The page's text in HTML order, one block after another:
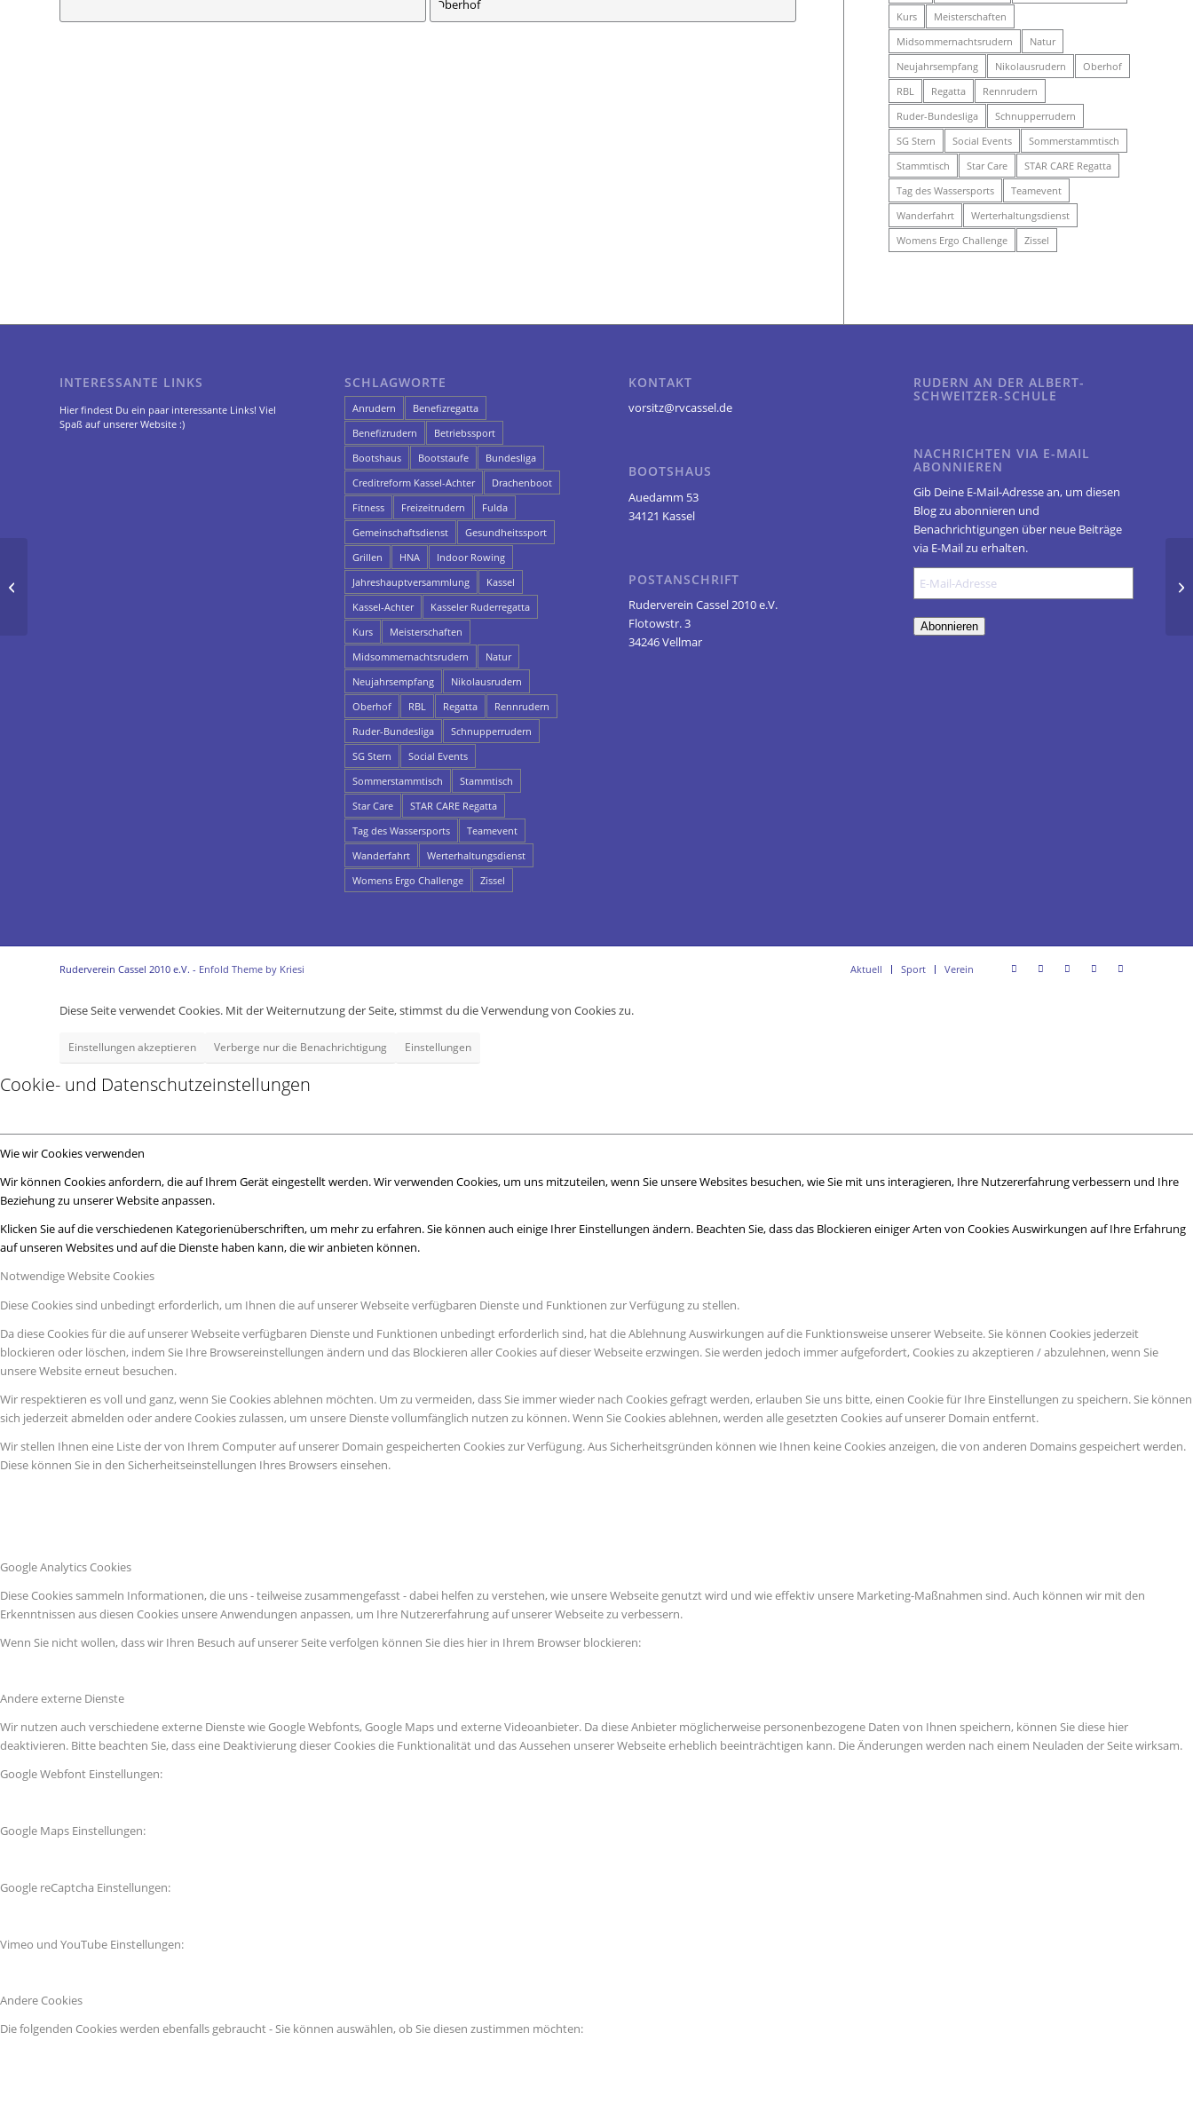
Kurs
Meisterschaften
Midsommernachtsrudern
Natur
Neujahrsempfang
Nikolausrudern
Oberhof
RBL
Regatta
Rennrudern
Ruder-Bundesliga
Schnupperrudern
SG Stern
Social Events
Sommerstammtisch
Stammtisch
Star Care
STAR CARE Regatta
Tag des Wassersports
Teamevent
Wanderfahrt
Werterhaltungsdienst
Womens Ergo Challenge
Zissel
INTERESSANTE LINKS
Hier findest Du ein paar interessante Links! Viel
Spaß auf unserer Website :)
SCHLAGWORTE
Anrudern
Benefizregatta
Benefizrudern
Betriebssport
Bootshaus
Bootstaufe
Bundesliga
Creditreform Kassel-Achter
Drachenboot
Fitness
Freizeitrudern
Fulda
Gemeinschaftsdienst
Gesundheitssport
Grillen
HNA
Indoor Rowing
Jahreshauptversammlung
Kassel
Kassel-Achter
Kasseler Ruderregatta
Kurs
Meisterschaften
Midsommernachtsrudern
Natur
Neujahrsempfang
Nikolausrudern
Oberhof
RBL Regatta
Rennrudern
Ruder-Bundesliga
Schnupperrudern
SG Stern
Social Events
Sommerstammtisch
Stammtisch
Star Care
STAR CARE Regatta
Tag des Wassersports
Teamevent
Wanderfahrt
Werterhaltungsdienst
Womens Ergo Challenge
Zissel
KONTAKT
vorsitz@rvcassel.de
BOOTSHAUS
Auedamm 53
34121 Kassel
POSTANSCHRIFT
Ruderverein Cassel 2010 e.V.
Flotowstr. 3
34246 Vellmar
RUDERN AN DER ALBERT-
SCHWEITZER-SCHULE
NACHRICHTEN VIA E-MAIL
ABONNIEREN
Gib Deine E-Mail-Adresse an, um diesen
Blog zu abonnieren und
Benachrichtigungen über neue Beiträge
via E-Mail zu erhalten.
E-
Mail-
Adresse
Abonnieren
Ruderverein Cassel 2010 e.V. - Enfold Theme by Kriesi Aktuell Sport Verein
Diese Seite verwendet Cookies. Mit der Weiternutzung der Seite, stimmst du die Verwendung von Cookies zu.
Einstellungen akzeptieren Verberge nur die Benachrichtigung Einstellungen
Cookie- und Datenschutzeinstellungen
Wie wir Cookies verwenden
Wir können Cookies anfordern, die auf Ihrem Gerät eingestellt werden. Wir verwenden Cookies, um uns mitzuteilen, wenn Sie unsere Websites besuchen, wie Sie mit uns interagieren, Ihre Nutzererfahrung verbessern und Ihre
Beziehung zu unserer Website anpassen.
Klicken Sie auf die verschiedenen Kategorienüberschriften, um mehr zu erfahren. Sie können auch einige Ihrer Einstellungen ändern. Beachten Sie, dass das Blockieren einiger Arten von Cookies Auswirkungen auf Ihre Erfahrung
auf unseren Websites und auf die Dienste haben kann, die wir anbieten können.
Notwendige Website Cookies
Diese Cookies sind unbedingt erforderlich, um Ihnen die auf unserer Webseite verfügbaren Dienste und Funktionen zur Verfügung zu stellen.
Da diese Cookies für die auf unserer Webseite verfügbaren Dienste und Funktionen unbedingt erforderlich sind, hat die Ablehnung Auswirkungen auf die Funktionsweise unserer Webseite. Sie können Cookies jederzeit
blockieren oder löschen, indem Sie Ihre Browsereinstellungen ändern und das Blockieren aller Cookies auf dieser Webseite erzwingen. Sie werden jedoch immer aufgefordert, Cookies zu akzeptieren / abzulehnen, wenn Sie
unsere Website erneut besuchen.
Wir respektieren es voll und ganz, wenn Sie Cookies ablehnen möchten. Um zu vermeiden, dass Sie immer wieder nach Cookies gefragt werden, erlauben Sie uns bitte, einen Cookie für Ihre Einstellungen zu speichern. Sie können
sich jederzeit abmelden oder andere Cookies zulassen, um unsere Dienste vollumfänglich nutzen zu können. Wenn Sie Cookies ablehnen, werden alle gesetzten Cookies auf unserer Domain entfernt.
Wir stellen Ihnen eine Liste der von Ihrem Computer auf unserer Domain gespeicherten Cookies zur Verfügung. Aus Sicherheitsgründen können wie Ihnen keine Cookies anzeigen, die von anderen Domains gespeichert werden.
Diese können Sie in den Sicherheitseinstellungen Ihres Browsers einsehen.
Google Analytics Cookies
Diese Cookies sammeln Informationen, die uns - teilweise zusammengefasst - dabei helfen zu verstehen, wie unsere Webseite genutzt wird und wie effektiv unsere Marketing-Maßnahmen sind. Auch können wir mit den
Erkenntnissen aus diesen Cookies unsere Anwendungen anpassen, um Ihre Nutzererfahrung auf unserer Webseite zu verbessern.
Wenn Sie nicht wollen, dass wir Ihren Besuch auf unserer Seite verfolgen können Sie dies hier in Ihrem Browser blockieren:
Andere externe Dienste
Wir nutzen auch verschiedene externe Dienste wie Google Webfonts, Google Maps und externe Videoanbieter. Da diese Anbieter möglicherweise personenbezogene Daten von Ihnen speichern, können Sie diese hier
deaktivieren. Bitte beachten Sie, dass eine Deaktivierung dieser Cookies die Funktionalität und das Aussehen unserer Webseite erheblich beeinträchtigen kann. Die Änderungen werden nach einem Neuladen der Seite wirksam.
Google Webfont Einstellungen:
Google Maps Einstellungen:
Google reCaptcha Einstellungen:
Vimeo und YouTube Einstellungen:
Andere Cookies
Die folgenden Cookies werden ebenfalls gebraucht - Sie können auswählen, ob Sie diesen zustimmen möchten: